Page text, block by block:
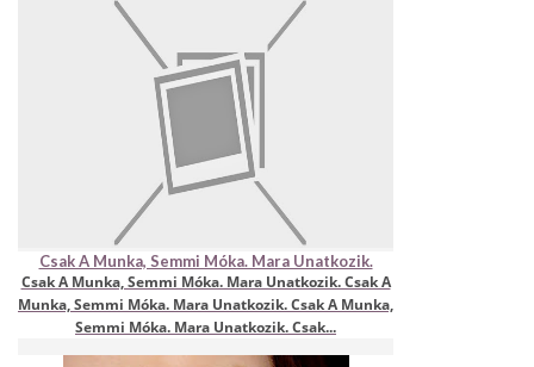
Csak A Munka, Semmi Móka. Mara Unatkozik.
Csak A Munka, Semmi Móka. Mara Unatkozik. Csak A
Munka, Semmi Móka. Mara Unatkozik. Csak A Munka,
Semmi Móka. Mara Unatkozik. Csak...